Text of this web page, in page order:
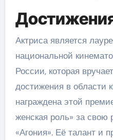
Актриса является
национальной
России, которая
достижения в области
награждена этой
женская роль» за
«Агония». Её талант и